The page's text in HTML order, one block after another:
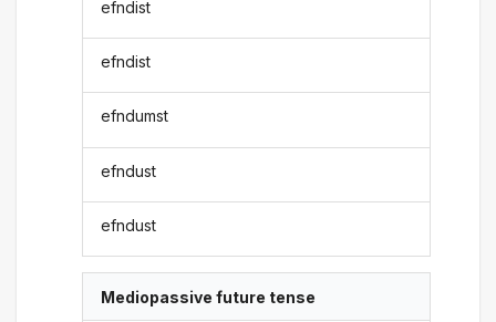
efndist
efndist
efndumst
efndust
efndust
Mediopassive future tense